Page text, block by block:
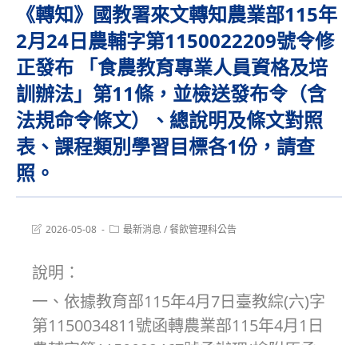
《轉知》國教署來文轉知農業部115年
2月24日農輔字第1150022209號令修
正發布 「食農教育專業人員資格及培
訓辦法」第11條，並檢送發布令（含
法規命令條文）、總說明及條文對照
表、課程類別學習目標各1份，請查
照。
Post2026-05-08
Post最新消息 /餐飲管理科公告
說明：
一、依據教育部115年4月7日臺教綜(六)字
第1150034811號函轉農業部115年4月1日